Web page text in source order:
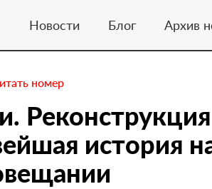
Новости Блог Архив
номер
история